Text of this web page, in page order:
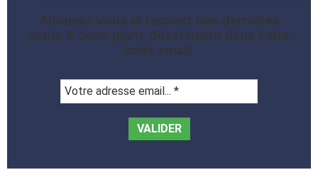
Abonnez-vous et recevez nos dernières
actus & bons plans directement dans votre
boite email.
adresse